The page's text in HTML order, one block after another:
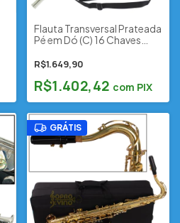
Flauta Transversal Prateada
Pé em Dó (C) 16 Chaves
Estojo
R$1.649,90
R$1.402,42 com PIX
GRÁTIS